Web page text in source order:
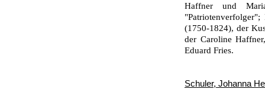
Haffner und
(1750-1824), der
der Caroline
Eduard Fries.
Schuler, Johanna